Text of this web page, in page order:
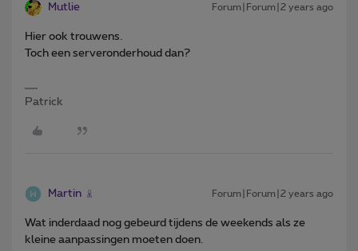
Mutlie Forum|Forum|2 years ago
Hier ook trouwens.
Toch een serveronderhoud dan?
Patrick
Martin Forum|Forum|2 years ago
Wat inderdaad nog gebeurd tijdens de weekends als ze
kleine aanpassingen moeten doen.